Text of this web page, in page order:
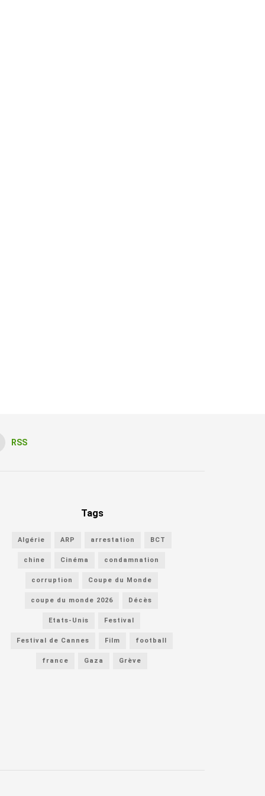
RSS
Tags
Algérie ARP arrestation BCT
chine Cinéma condamnation
corruption Coupe du Monde
coupe du monde 2026 Décès
Etats-Unis Festival
Festival de Cannes Film football
france Gaza Grève